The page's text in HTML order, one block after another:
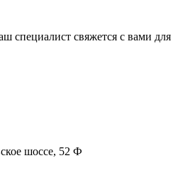
специалист свяжется с вами для
шоссе, 52 Ф